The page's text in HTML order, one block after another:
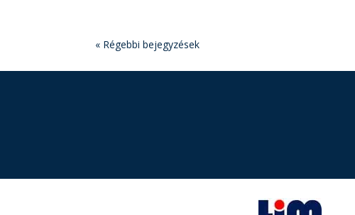
« Régebbi bejegyzések